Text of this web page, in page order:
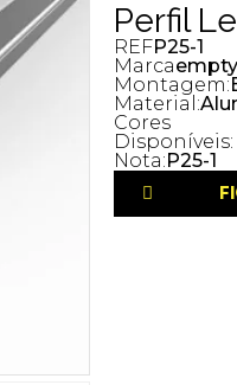
Perfil
REFP25-1
Marcaempty
Montagem:
Material:
Cores
Disponíveis:
Nota:P25-1